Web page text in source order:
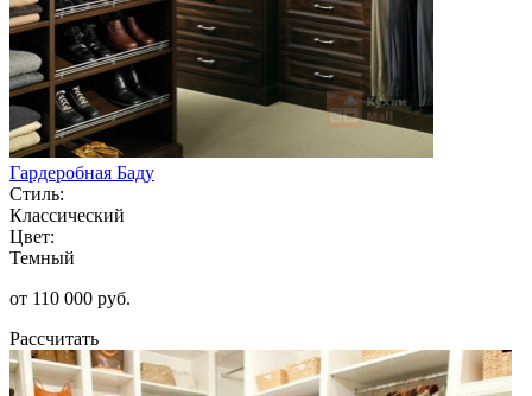
Гардеробная Баду
Стиль:
Классический
Цвет:
Темный
от 110 000 руб.
Рассчитать